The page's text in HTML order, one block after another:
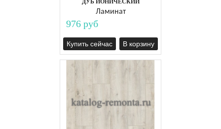
ДУБ ИОНИЧЕСКИЙ
Ламинат
976 руб
Купить сейчас В корзину